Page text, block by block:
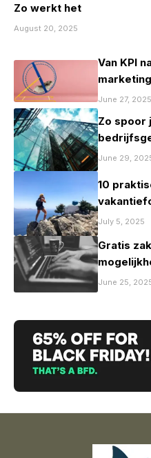
Zo werkt het
August 20, 2025
Van KPI
mag zijn
June 27, 2025
Zo spoor
June 29,
10
July 5, 2025
Gratis
June 25,